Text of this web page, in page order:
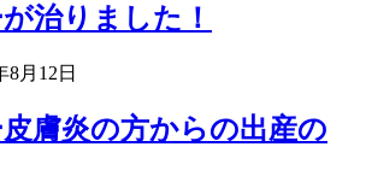
治りました！
8月12日
膚炎の方からの出産の